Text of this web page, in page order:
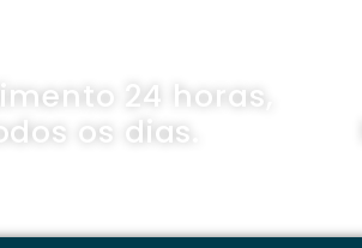
24 horas,
os dias.